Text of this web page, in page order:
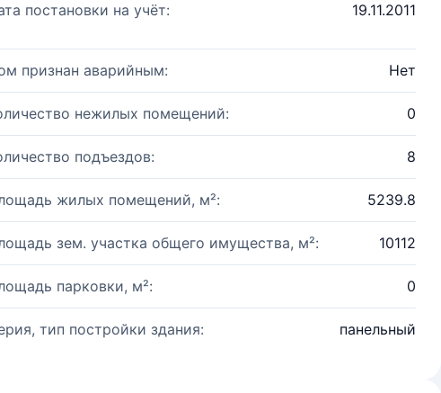
постановки на учёт: 19.11.2011
признан аварийным: Нет
нежилых помещений: 0
подъездов: 8
жилых помещений, м²: 5239.8
зем. участка общего имущества, м²: 10112
парковки, м²: 0
тип постройки здания: панельный